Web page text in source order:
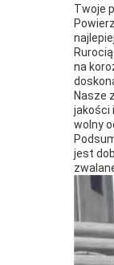
Twoje
na
Nasze
jakości
wolny
jest